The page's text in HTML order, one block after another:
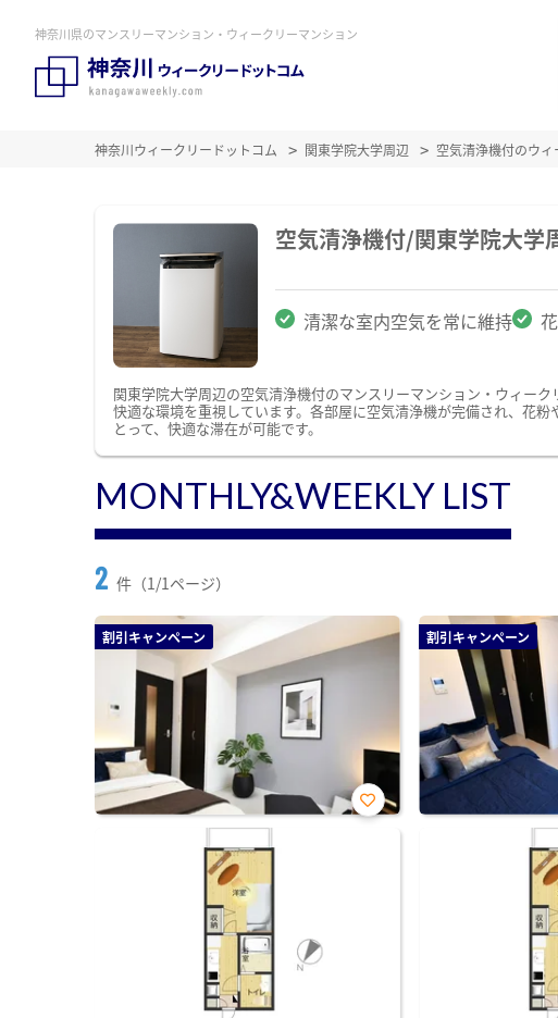
神奈川県のマンスリーマンション・ウィークリーマンション
神奈川ウィークリードットコム 関東学院大学周辺 空気清浄機付のウ
空気清浄機付/関東学院大学
清潔な室内空気を常に維持
関東学院大学周辺の空気清浄機付のマンスリーマンション・ウィー
快適な環境を重視しています。各部屋に空気清浄機が完備され、花
とって、快適な滞在が可能です。
MONTHLY&WEEKLY LIST
2 件（1/1ページ）
割引キャンペーン
お気
割引キャンペーン